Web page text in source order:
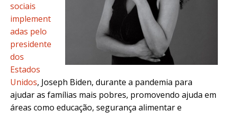
sociais
implement
adas pelo
presidente
dos
Estados
Unidos, Joseph Biden, durante a pandemia para
ajudar as famílias mais pobres, promovendo ajuda em
áreas como educação, segurança alimentar e